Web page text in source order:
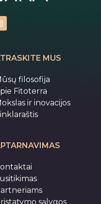
MUS
filosofija
Fitoterra
ir inovacijos
sąlygos